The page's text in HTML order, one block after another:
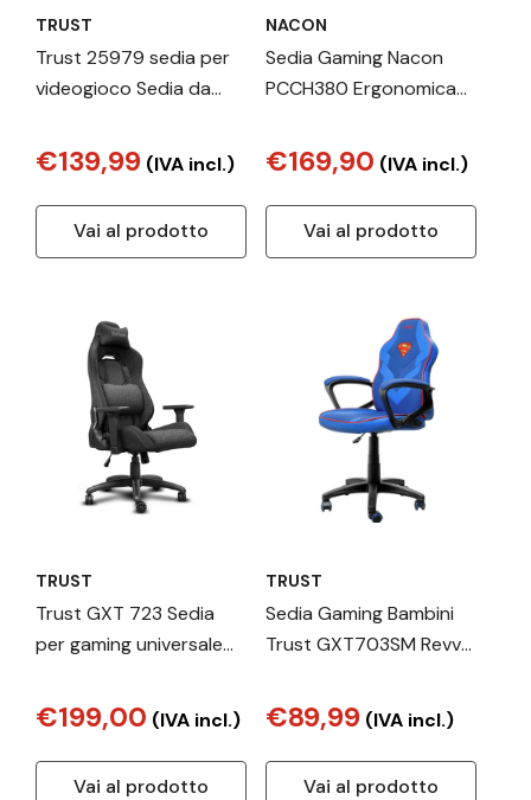
TRUST
Trust 25979 sedia per
videogioco Sedia da
imbottita Nero
€139,99 (IVA incl.)
Vai al prodotto
NACON
Sedia Gaming Nacon
PCCH380 Ergonomica
Schienale Alto Pelle
Sintetica Grigio scuro
€169,90 (IVA incl.)
Vai al prodotto
TRUST
Trust GXT 723 Sedia
per gaming universale
€199,00 (IVA incl.)
Vai al prodotto
TRUST
Sedia Gaming Bambini
Trust GXT703SM Revvo
€89,99 (IVA incl.)
Vai al prodotto